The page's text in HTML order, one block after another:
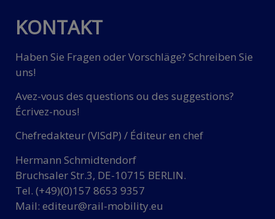
KONTAKT
Haben Sie Fragen oder Vorschläge? Schreiben Sie
uns!
Avez-vous des questions ou des suggestions?
Écrivez-nous!
Chefredakteur (VISdP) / Éditeur en chef
Hermann Schmidtendorf
Bruchsaler Str.3, DE-10715 BERLIN.
Tel. (+49)(0)157 8653 9357
Mail: editeur@rail-mobility.eu